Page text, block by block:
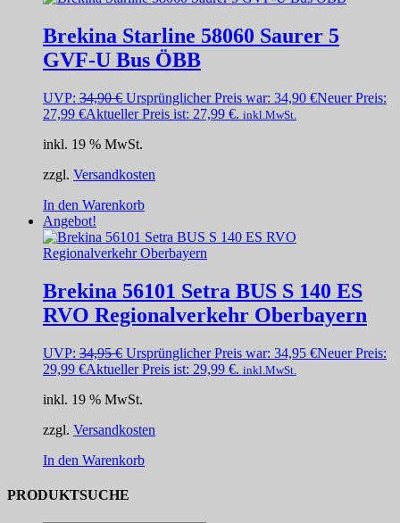
Brekina Starline 58060 Saurer 5
GVF-U Bus ÖBB
UVP: 34,90€ Ursprünglicher Preis war: 34,90 €Neuer Preis:
27,99 €Aktueller Preis ist: 27,99 €. inkl.MwSt.
inkl. 19 % MwSt.
zzgl. Versandkosten
In den Warenkorb
Angebot!
Brekina 56101 Setra BUS S 140 ES
RVO Regionalverkehr Oberbayern
UVP: 34,95€ Ursprünglicher Preis war: 34,95 €Neuer Preis:
29,99 €Aktueller Preis ist: 29,99 €. inkl.MwSt.
inkl. 19 % MwSt.
zzgl. Versandkosten
In den Warenkorb
PRODUKTSUCHE